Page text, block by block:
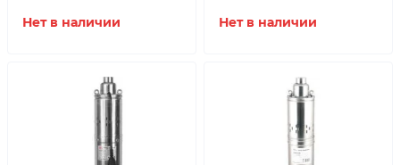
Нет в наличии Нет в наличии